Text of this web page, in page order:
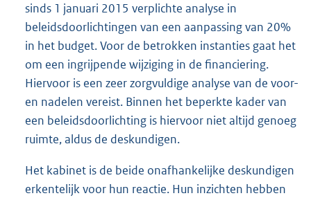
sinds 1 januari 2015 verplichte analyse in
beleidsdoorlichtingen van een aanpassing van 20%
in het budget. Voor de betrokken instanties gaat het
om een ingrijpende wijziging in de financiering.
Hiervoor is een zeer zorgvuldige analyse van de voor-
en nadelen vereist. Binnen het beperkte kader van
een beleidsdoorlichting is hiervoor niet altijd genoeg
ruimte, aldus de deskundigen.
Het kabinet is de beide onafhankelijke deskundigen
erkentelijk voor hun reactie. Hun inzichten hebben